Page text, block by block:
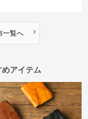
一覧へ ›
アイテム